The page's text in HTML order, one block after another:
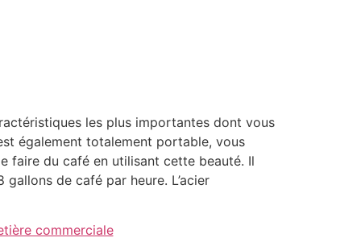
les plus importantes dont vous
également totalement portable, vous
faire du café en utilisant cette beauté. Il
de café par heure. L’acier
commerciale